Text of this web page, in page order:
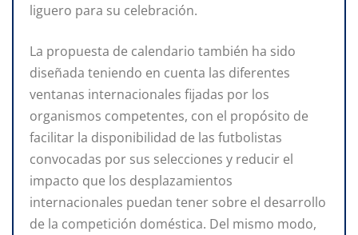
liguero para su celebración.
La propuesta de calendario también ha sido
diseñada teniendo en cuenta las diferentes
ventanas internacionales fijadas por los
organismos competentes, con el propósito de
facilitar la disponibilidad de las futbolistas
convocadas por sus selecciones y reducir el
impacto que los desplazamientos
internacionales puedan tener sobre el desarrollo
de la competición doméstica. Del mismo modo,